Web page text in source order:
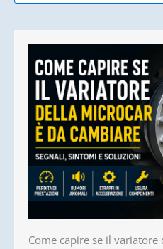
Come capire se il variatore